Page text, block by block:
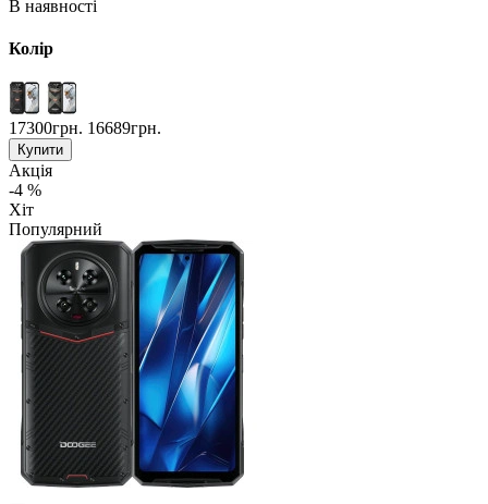
В наявності
Колір
17300грн. 16689грн.
Купити
Акція
-4 %
Хіт
Популярний